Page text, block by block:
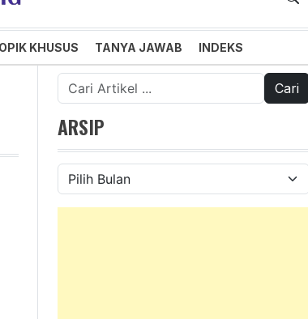
KHUSUS TANYA JAWAB INDEKS
Cari
untuk:
ARSIP
Arsip